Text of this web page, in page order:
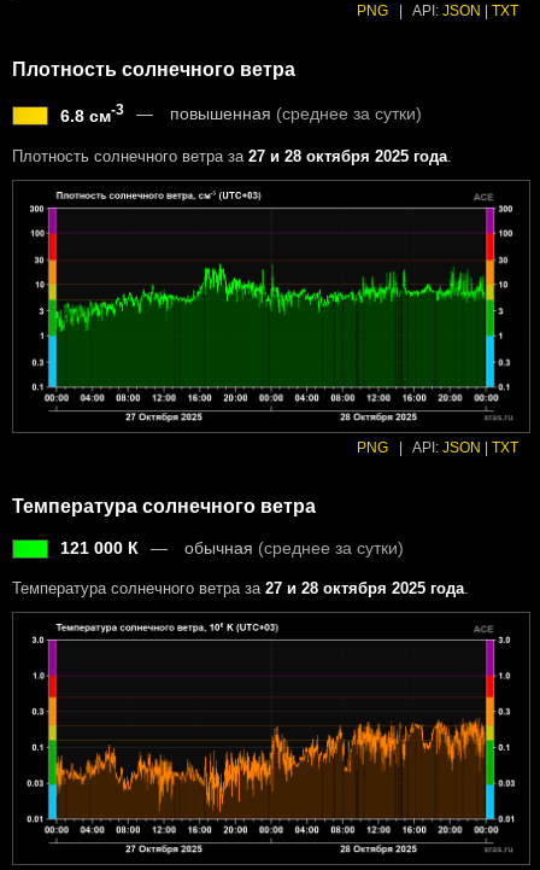
PNG API: JSON TXT
Плотность солнечного ветра
6.8 см-3 повышенная (среднее за сутки)
Плотность солнечного ветра за 27 и 28 октября 2025 года.
PNG | API: JSON | TXT
Температура солнечного ветра
121 000 К обычная (среднее за сутки)
Температура солнечного ветра за 27 и 28 октября 2025 года